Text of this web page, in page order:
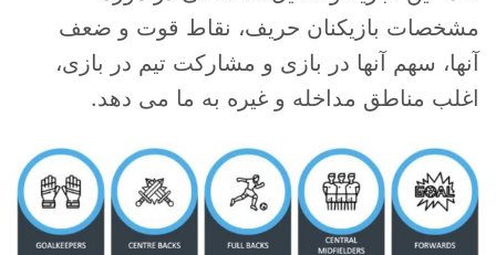
مشخصات بازیکنان حریف، نقاط قوت و ضعف
آنها، سهم آنها در بازی و مشارکت تیم در بازی،
اغلب مناطق مداخله و غیره به ما می دهد.